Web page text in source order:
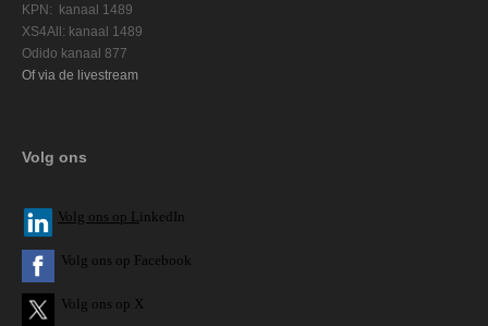
KPN: kanaal 1489
XS4All: kanaal 1489
Odido kanaal 877
Of via de livestream
Volg ons
Volg ons op L inkedIn
Volg ons op Facebook
Volg ons op X